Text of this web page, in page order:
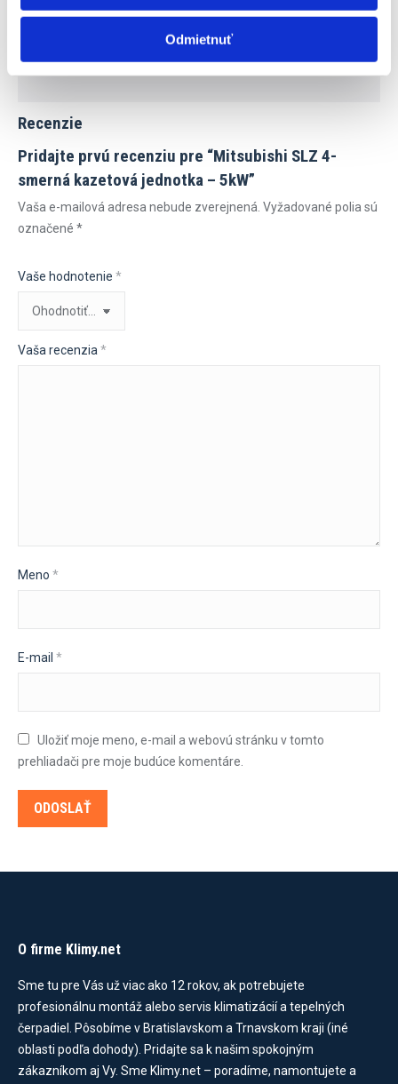
Odmietnuť
Akusticky Hluk
27-39 db
4,20
Recenzie
Pridajte prvú recenziu pre “Mitsubishi SLZ 4-
smerná kazetová jednotka – 5kW”
Vaša e-mailová adresa nebude zverejnená. Vyžadované polia sú
označené *
Vaše hodnotenie *
Vaša recenzia *
Meno *
E-mail *
Uložiť moje meno, e-mail a webovú stránku v tomto
prehliadači pre moje budúce komentáre.
O firme Klimy.net
Sme tu pre Vás už viac ako 12 rokov, ak potrebujete
profesionálnu montáž alebo servis klimatizácií a tepelných
čerpadiel. Pôsobíme v Bratislavskom a Trnavskom kraji (iné
oblasti podľa dohody). Pridajte sa k našim spokojným
zákazníkom aj Vy. Sme Klimy.net – poradíme, namontujete a